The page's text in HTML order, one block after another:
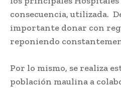
consecuencia, utilizada.
importante donar con
reponiendo
Por lo mismo, se realiza
población maulina a